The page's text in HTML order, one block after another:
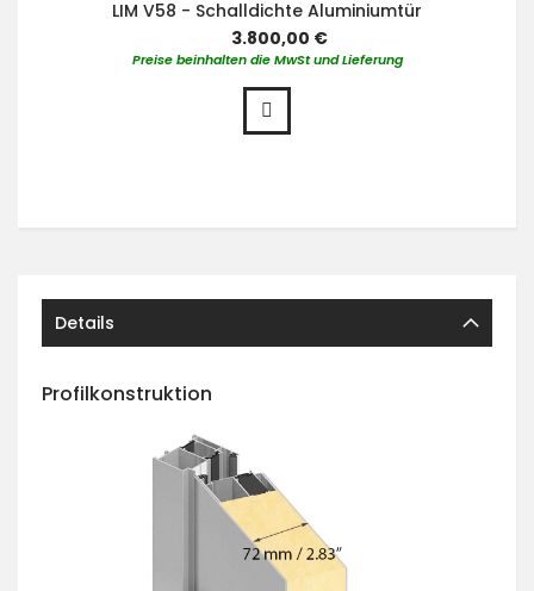
LIM V58 - Schalldichte Aluminiumtür
3.800,00 €
Preise beinhalten die MwSt und Lieferung
Details
Profilkonstruktion